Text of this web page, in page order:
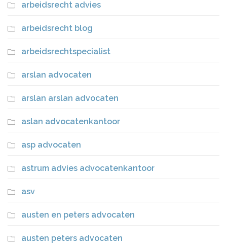
arbeidsrecht advies
arbeidsrecht blog
arbeidsrechtspecialist
arslan advocaten
arslan arslan advocaten
aslan advocatenkantoor
asp advocaten
astrum advies advocatenkantoor
asv
austen en peters advocaten
austen peters advocaten